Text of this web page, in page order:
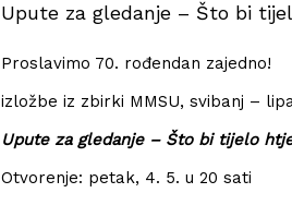
Upute za gledanje – Što bi
Proslavimo 70. rođendan zajedno!
izložbe iz zbirki MMSU, svibanj –
Upute za gledanje – Što bi tijelo
Otvorenje: petak, 4. 5. u 20 sati